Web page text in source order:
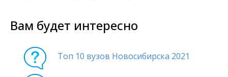
Вам будет интересно
Топ 10 вузов Новосибирска 2021